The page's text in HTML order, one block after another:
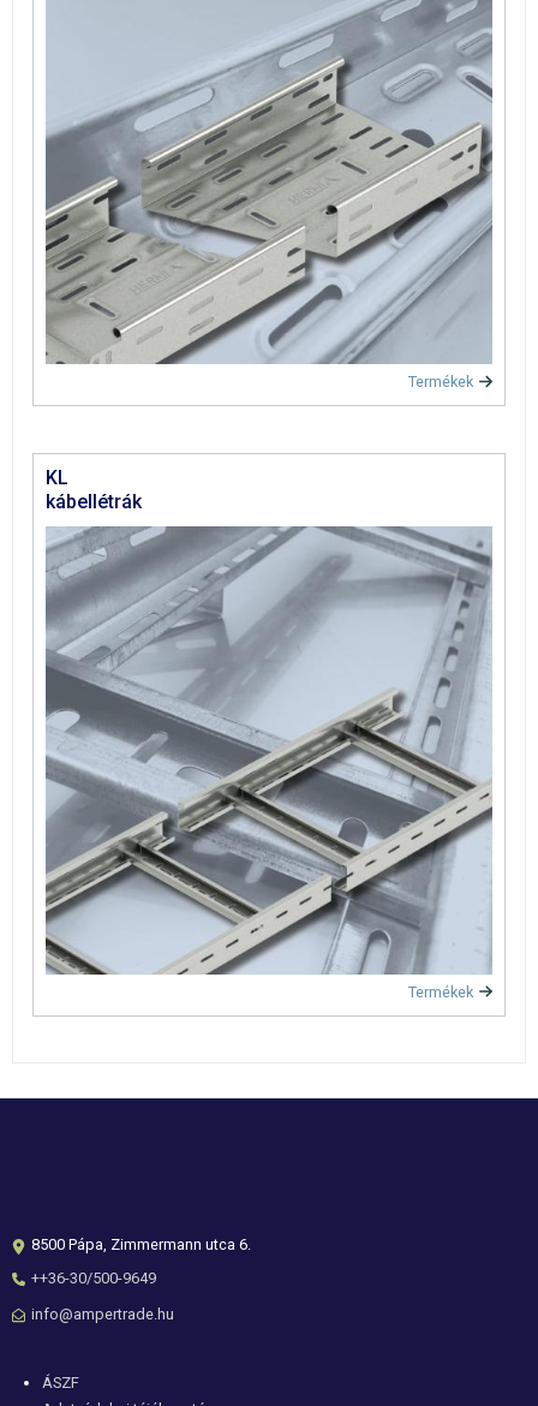
Termékek
KL
kábellétrák
Termékek
8500 Pápa, Zimmermann utca 6.
++36-30/500-9649
info@ampertrade.hu
Lábléc
ÁSZF